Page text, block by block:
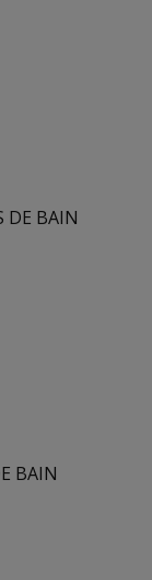
DE BAIN
BAIN